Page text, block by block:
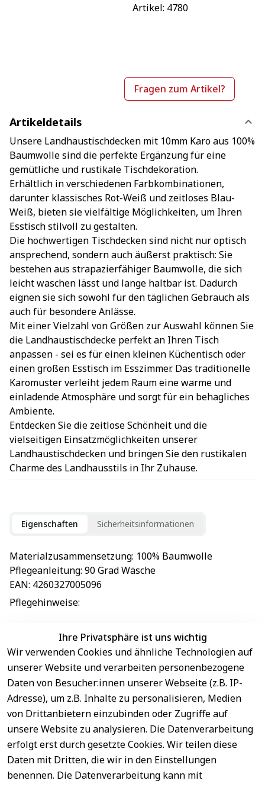
Artikel: 4780
Fragen zum Artikel?
Artikeldetails
Unsere Landhaustischdecken mit 10mm Karo aus 100%
Baumwolle sind die perfekte Ergänzung für eine
gemütliche und rustikale Tischdekoration.
Erhältlich in verschiedenen Farbkombinationen,
darunter klassisches Rot-Weiß und zeitloses Blau-
Weiß, bieten sie vielfältige Möglichkeiten, um Ihren
Esstisch stilvoll zu gestalten.
Die hochwertigen Tischdecken sind nicht nur optisch
ansprechend, sondern auch äußerst praktisch: Sie
bestehen aus strapazierfähiger Baumwolle, die sich
leicht waschen lässt und lange haltbar ist. Dadurch
eignen sie sich sowohl für den täglichen Gebrauch als
auch für besondere Anlässe.
Mit einer Vielzahl von Größen zur Auswahl können Sie
die Landhaustischdecke perfekt an Ihren Tisch
anpassen - sei es für einen kleinen Küchentisch oder
einen großen Esstisch im Esszimmer. Das traditionelle
Karomuster verleiht jedem Raum eine warme und
einladende Atmosphäre und sorgt für ein behagliches
Ambiente.
Entdecken Sie die zeitlose Schönheit und die
vielseitigen Einsatzmöglichkeiten unserer
Landhaustischdecken und bringen Sie den rustikalen
Charme des Landhausstils in Ihr Zuhause.
Eigenschaften Sicherheitsinformationen
Materialzusammensetzung: 100% Baumwolle
Pflegeanleitung: 90 Grad Wäsche
EAN: 4260327005096
Pflegehinweise:
EU-Verantwortliche Person - klicken Sie für Details
Ihre Privatsphäre ist uns wichtig
Wir verwenden Cookies und ähnliche Technologien auf
unserer Website und verarbeiten personenbezogene
Daten von Besucher:innen unserer Webseite (z.B. IP-
Adresse), um z.B. Inhalte zu personalisieren, Medien
von Drittanbietern einzubinden oder Zugriffe auf
unsere Website zu analysieren. Die Datenverarbeitung
erfolgt erst durch gesetzte Cookies. Wir teilen diese
Daten mit Dritten, die wir in den Einstellungen
benennen. Die Datenverarbeitung kann mit